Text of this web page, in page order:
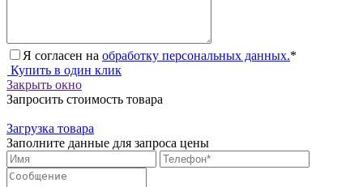
Я согласен на обработку персональных данных.*
Купить в один клик
Закрыть окно
Запросить стоимость товара
Загрузка товара
Заполните данные для запроса цены